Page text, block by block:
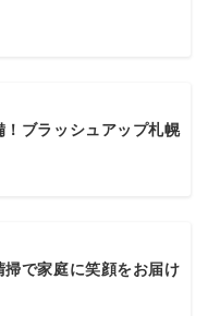
ブラッシュアップ札幌
掃で家庭に笑顔をお届け